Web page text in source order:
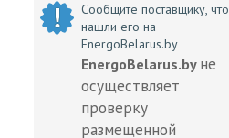
Сообщите поставщику, что
нашли его на
EnergoBelarus.by
EnergoBelarus.by не
осуществляет
проверку
размещенной